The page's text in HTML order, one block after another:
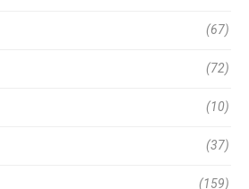
(67)
(72)
(10)
(37)
(159)